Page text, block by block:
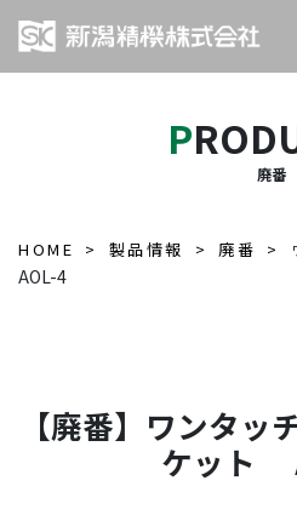
廃番
HOME 製品情報 廃番
AOL-4
【廃番】ワンタッ
ケット